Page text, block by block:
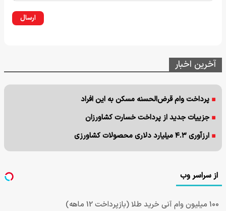
ارسال
آخرین اخبار
پرداخت وام قرض‌الحسنه مسکن به این افراد
جزییات جدید از پرداخت خسارت کشاورزان
ارزآوری ۴.۳ میلیارد دلاری محصولات کشاورزی
از سراسر وب
100 میلیون وام آنی خرید طلا (بازپرداخت 12 ماهه)